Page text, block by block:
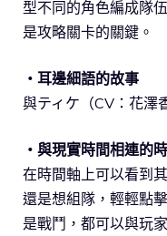
型不同的角色編成隊
是攻略關卡的關鍵。
・耳邊細語的故事
與ティケ（CV：花澤
・與現實時間相連的
在時間軸上可以看到
還是想組隊，輕輕點
是戰鬥，都可以與玩